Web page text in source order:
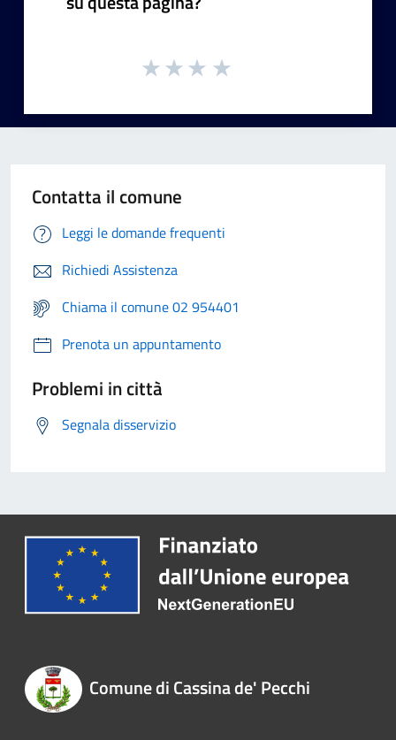
Contatta il comune
Leggi le domande frequenti
Richiedi Assistenza
Chiama il comune 02 954401
Prenota un appuntamento
Problemi in città
Segnala disservizio
Comune di Cassina de' Pecchi